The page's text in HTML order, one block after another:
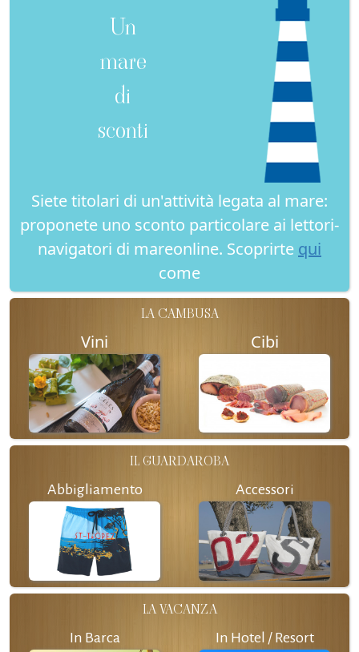
Un
mare
di
sconti
Siete titolari di un'attività legata al mare:
proponete uno sconto particolare ai lettori-
navigatori di mareonline. Scoprirte qui
come
LA CAMBUSA
Vini Cibi
IL GUARDAROBA
Abbigliamento Accessori
LA VACANZA
In Barca In Hotel / Resort